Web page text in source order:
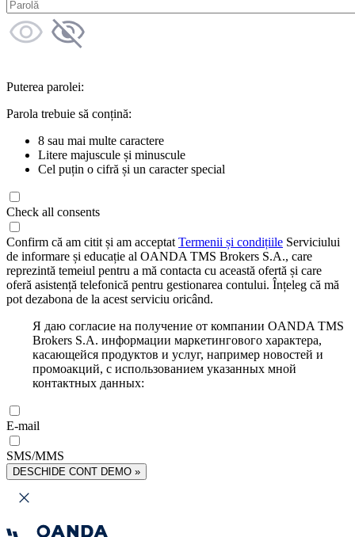
Puterea parolei:
Parola trebuie să conțină:
8 sau mai multe caractere
Litere majuscule și minuscule
Cel puțin o cifră și un caracter special
Check all consents
Confirm că am citit și am acceptat Termenii și condițiile Serviciului
de informare și educație al OANDA TMS Brokers S.A., care
reprezintă temeiul pentru a mă contacta cu această ofertă și care
oferă asistență telefonică pentru gestionarea contului. Înțeleg că mă
pot dezabona de la acest serviciu oricând.
Я даю согласие на получение от компании OANDA TMS
Brokers S.A. информации маркетингового характера,
касающейся продуктов и услуг, например новостей и
промоакций, с использованием указанных мной
контактных данных:
E-mail
SMS/MMS
DESCHIDE CONT DEMO »